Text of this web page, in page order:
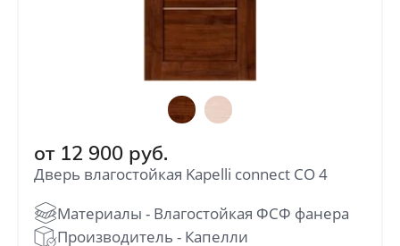
от 12 900 руб.
Дверь влагостойкая Kapelli connect СО 4